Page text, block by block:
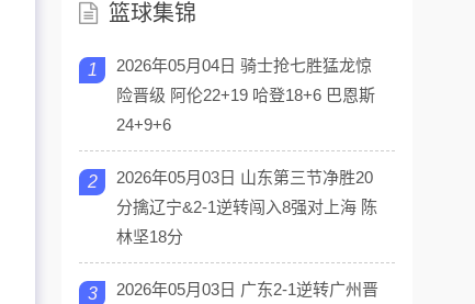
篮球集锦
1
2026年05月04日 骑士抢七胜猛龙惊
险晋级 阿伦22+19 哈登18+6 巴恩斯
24+9+6
2
2026年05月03日 山东第三节净胜20
分擒辽宁&2-1逆转闯入8强对上海 陈
林坚18分
3
2026年05月03日 广东2-1逆转广州晋